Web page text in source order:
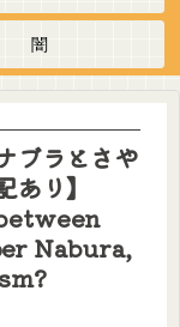
闇
ブラとさや
り】
Nabura,